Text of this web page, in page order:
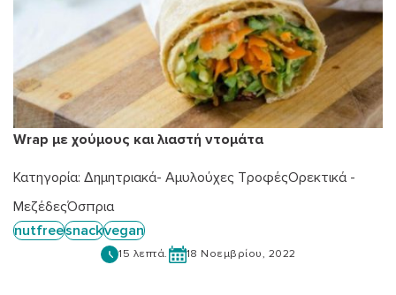
Wrap με χούμους και λιαστή ντομάτα
Κατηγορία: Δημητριακά- Αμυλούχες ΤροφέςΟρεκτικά -
ΜεζέδεςΌσπρια
nutfreesnackvegan
15 λεπτά. 18 Νοεμβρίου, 2022